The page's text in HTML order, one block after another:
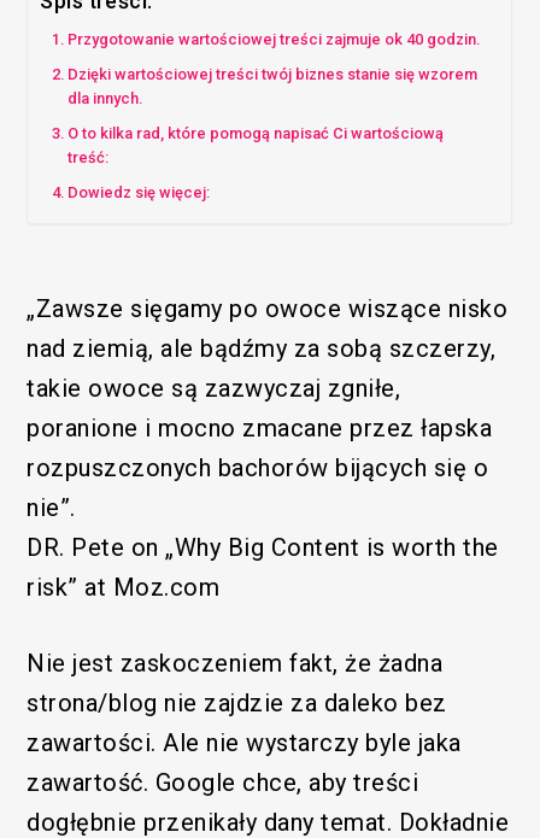
Przygotowanie wartościowej treści zajmuje ok 40 godzin.
Dzięki wartościowej treści twój biznes stanie się wzorem
dla innych.
O to kilka rad, które pomogą napisać Ci wartościową
treść:
Dowiedz się więcej:
„Zawsze sięgamy po owoce wiszące nisko
nad ziemią, ale bądźmy za sobą szczerzy,
takie owoce są zazwyczaj zgniłe,
poranione i mocno zmacane przez łapska
rozpuszczonych bachorów bijących się o
nie”.
DR. Pete on „Why Big Content is worth the
risk” at Moz.com
Nie jest zaskoczeniem fakt, że żadna
strona/blog nie zajdzie za daleko bez
zawartości. Ale nie wystarczy byle jaka
zawartość. Google chce, aby treści
dogłębnie przenikały dany temat. Dokładnie